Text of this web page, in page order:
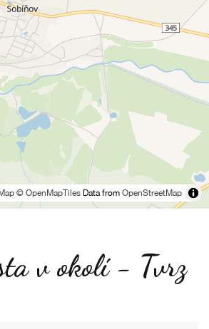
© OpenMapTiles Data from OpenStreetMap
v okolí - Tvrz